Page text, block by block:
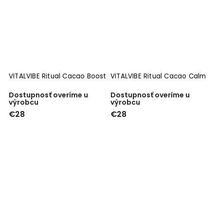
VITALVIBE Ritual Cacao Boost
Dostupnosť overíme u
výrobcu
€28
VITALVIBE Ritual Cacao Calm
Dostupnosť overíme u
výrobcu
€28